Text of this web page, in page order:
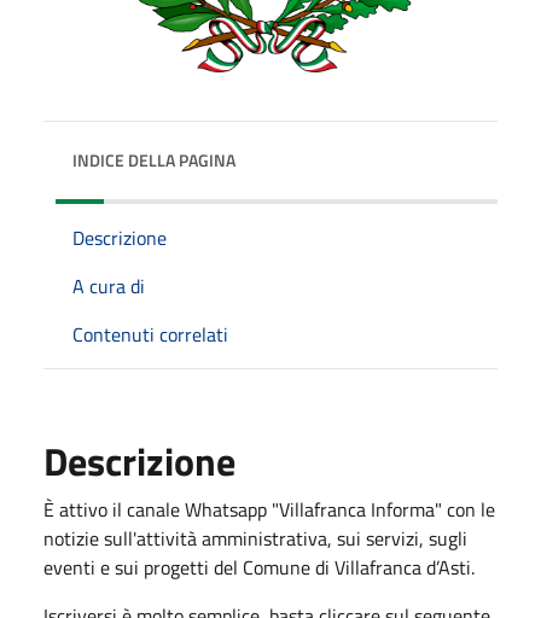
INDICE DELLA PAGINA
Descrizione
A cura di
Contenuti correlati
Descrizione
È attivo il canale Whatsapp "Villafranca Informa" con le
notizie sull'attività amministrativa, sui servizi, sugli
eventi e sui progetti del Comune di Villafranca d’Asti.